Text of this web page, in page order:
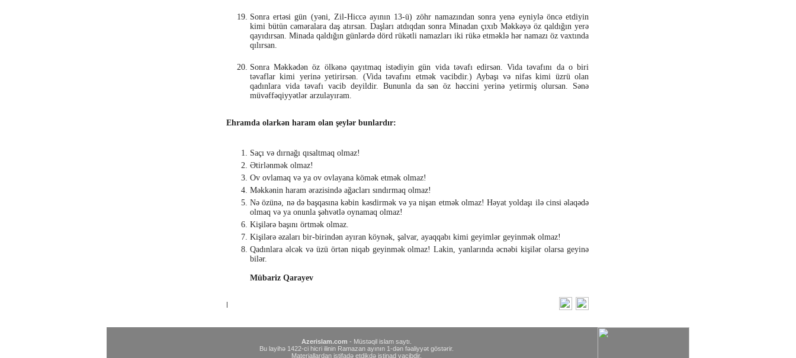
Sonra ertəsi gün (yəni, Zil-Hiccə ayının 13-ü) zöhr namazından sonra yenə eyniylə öncə etdiyin
kimi bütün cəməralara daş atırsan. Daşları atdıqdan sonra Minadan çıxıb Məkkəyə öz qaldığın yerə
qayıdırsan. Minada qaldığın günlərdə dörd rükətli namazları iki rükə etməklə hər namazı öz vaxtında
qılırsan.
Sonra Məkkədən öz ölkənə qayıtmaq istədiyin gün vida təvafı edirsən. Vida təvafını da o biri
təvaflar kimi yerinə yetirirsən. (Vida təvafını etmək vacibdir.) Aybaşı və nifas kimi üzrü olan
qadınlara vida təvafı vacib deyildir. Bununla da sən öz həccini yerinə yetirmiş olursan. Sənə
müvəffəqiyyətlər arzulayıram.
Ehramda olarkən haram olan şeylər bunlardır:
Saçı və dırnağı qısaltmaq olmaz!
Ətirlənmək olmaz!
Ov ovlamaq və ya ov ovlayana kömək etmək olmaz!
Məkkənin haram ərazisində ağacları sındırmaq olmaz!
Nə özünə, nə də başqasına kəbin kəsdirmək və ya nişan etmək olmaz! Həyat yoldaşı ilə cinsi əlaqədə
olmaq və ya onunla şəhvətlə oynamaq olmaz!
Kişilərə başını örtmək olmaz.
Kişilərə əzaları bir-birindən ayıran köynək, şalvar, ayaqqabı kimi geyimlər geyinmək olmaz!
Qadınlara əlcək və üzü örtən niqab geyinmək olmaz! Lakin, yanlarında əcnəbi kişilər olarsa geyinə
bilər.
Mübariz Qarayev
|
Azerislam.com - Müstəqil islam saytı.
Bu layihə 1422-ci hicri ilinin Ramazan ayının 1-dən fəaliyyət göstərir.
Materiallardan istifadə etdikdə istinad vacibdir.